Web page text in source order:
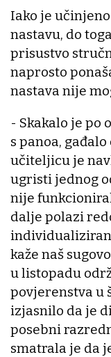
Iako je
nastavu, do
prisustvo
naprosto
nastava nije
- Skakalo je po
s panoa,
učiteljicu je
ugristi jednog
nije
dalje polazi
kaže naš
u listopadu
povjerenstva u
izjasnilo da je
posebni
smatrala je da